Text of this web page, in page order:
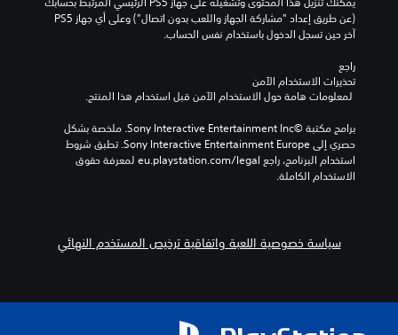
آخر حين تسجل الدخول باستخدام نفس الحساب.
راجع
تحذيرات الاستخدام الآمن
الاستخدام الكاملة.
سياسة خصوصية اللعبة واتفاقية ترخيص المستخدم النهائي